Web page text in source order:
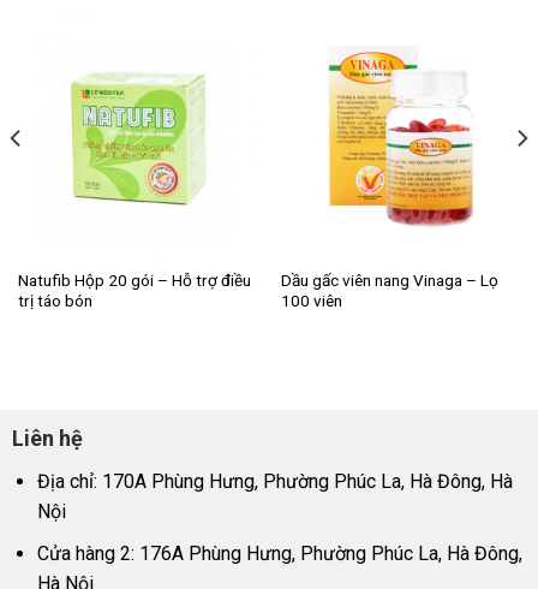
Natufib Hộp 20 gói – Hỗ trợ điều
trị táo bón
Dầu gấc viên nang Vinaga – Lọ
100 viên
Liên hệ
Địa chỉ: 170A Phùng Hưng, Phường Phúc La, Hà Đông, Hà
Nội
Cửa hàng 2: 176A Phùng Hưng, Phường Phúc La, Hà Đông,
Hà Nội